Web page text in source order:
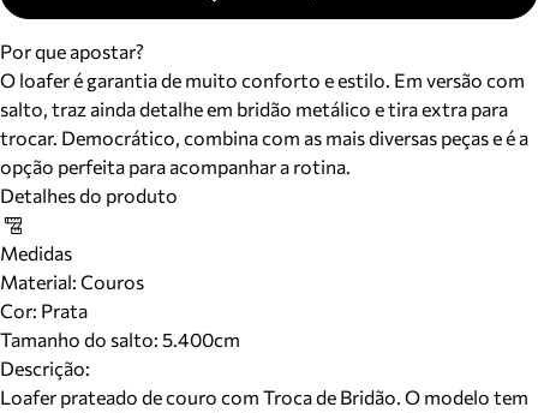
Por que apostar?
O loafer é garantia de muito conforto e estilo. Em versão com
salto, traz ainda detalhe em bridão metálico e tira extra para
trocar. Democrático, combina com as mais diversas peças e é a
opção perfeita para acompanhar a rotina.
Detalhes do produto
Medidas
Material: Couros
Cor: Prata
Tamanho do salto: 5.400cm
Descrição:
Loafer prateado de couro com Troca de Bridão. O modelo tem